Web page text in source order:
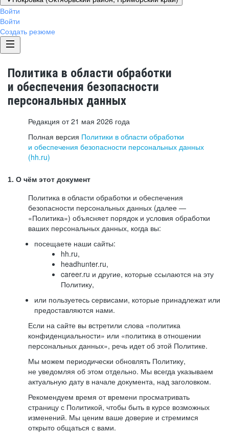
Войти
Войти
Создать резюме
Политика в области обработки
и обеспечения безопасности
персональных данных
Редакция от 21 мая 2026 года
Полная версия Политики в области обработки
и обеспечения безопасности персональных данных
(hh.ru)
1. О чём этот документ
Политика в области обработки и обеспечения
безопасности персональных данных (далее —
«Политика») объясняет порядок и условия обработки
ваших персональных данных, когда вы:
посещаете наши сайты:
hh.ru,
headhunter.ru,
career.ru и другие, которые ссылаются на эту
Политику,
или пользуетесь сервисами, которые принадлежат или
предоставляются нами.
Если на сайте вы встретили слова «политика
конфиденциальности» или «политика в отношении
персональных данных», речь идет об этой Политике.
Мы можем периодически обновлять Политику,
не уведомляя об этом отдельно. Мы всегда указываем
актуальную дату в начале документа, над заголовком.
Рекомендуем время от времени просматривать
страницу с Политикой, чтобы быть в курсе возможных
изменений. Мы ценим ваше доверие и стремимся
открыто общаться с вами.